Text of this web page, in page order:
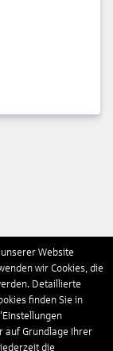
Website
wir Cookies, die
Detaillierte
finden Sie in
auf Grundlage Ihrer
die